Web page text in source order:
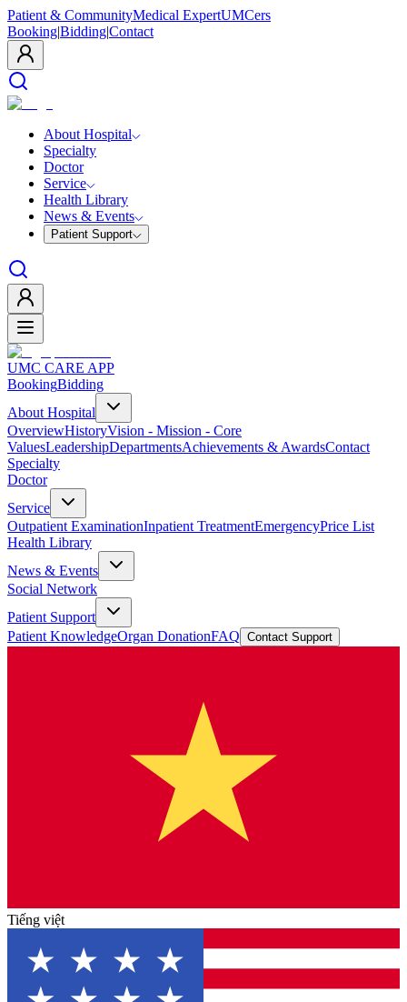
Patient & CommunityMedical ExpertUMCers
Booking|Bidding|Contact
About Hospital
Specialty
Doctor
Service
Health Library
News & Events
Patient Support
UMC CARE APP
BookingBidding
About Hospital
OverviewHistoryVision - Mission - Core
ValuesLeadershipDepartmentsAchievements & AwardsContact
Specialty
Doctor
Service
Outpatient ExaminationInpatient TreatmentEmergencyPrice List
Health Library
News & Events
Social Network
Patient Support
Patient KnowledgeOrgan DonationFAQ Contact Support
Tiếng việt